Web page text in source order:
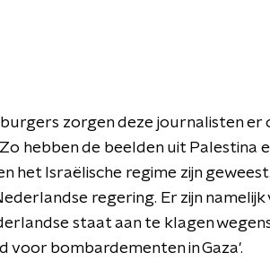
zorgen deze journalisten
hebben de beelden uit Palestina
het Israëlische regime zijn
regering. Er zijn
staat aan te klagen
bombardementen in Gaza'.